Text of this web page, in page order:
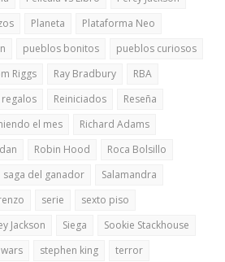
Planeta
Plataforma Neo
pueblos bonitos
pueblos curiosos
Riggs Ray Bradbury
RBA
regalos Reiniciados
Reseña
el mes
Richard Adams
Robin Hood
Roca Bolsillo
saga del ganador
Salamandra
serie
sexto piso
Jackson Siega
Sookie Stackhouse
stephen king
terror